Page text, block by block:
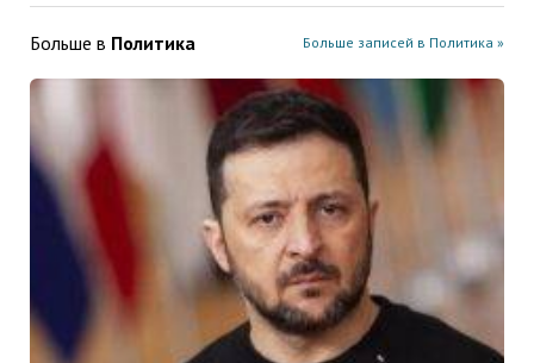
Больше в Политика Больше записей в Политика »